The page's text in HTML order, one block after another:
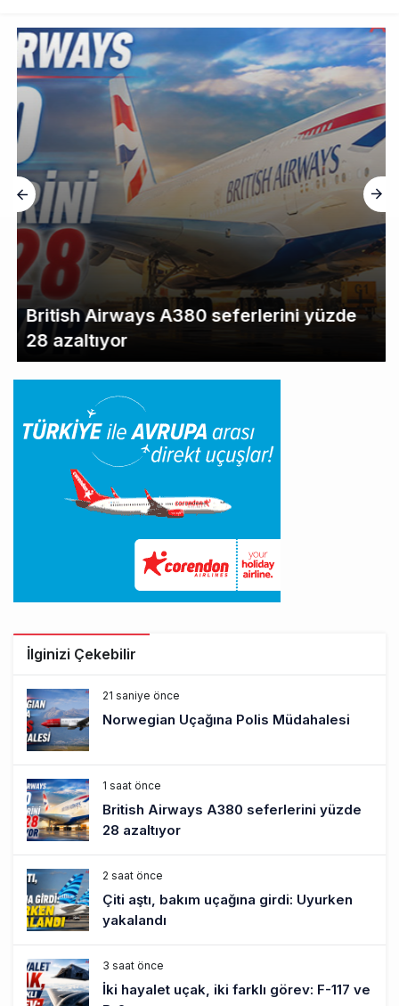
British Airways A380 seferlerini yüzde
28 azaltıyor
İlginizi Çekebilir
21 saniye önce
Norwegian Uçağına Polis Müdahalesi
1 saat önce
British Airways A380 seferlerini yüzde
28 azaltıyor
2 saat önce
Çiti aştı, bakım uçağına girdi: Uyurken
yakalandı
3 saat önce
İki hayalet uçak, iki farklı görev: F-117 ve